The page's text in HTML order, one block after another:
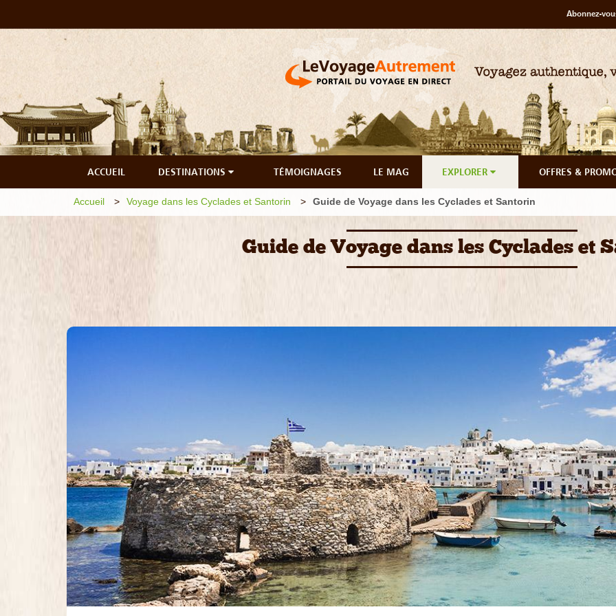
Abonnez-
ACCUEIL DESTINATIONS TÉMOIGNAGES LE MAG EXPLORER OFFRES &
Accueil Voyage dans les Cyclades et Santorin Guide de Voyage dans les Cyclades et Santorin
Guide de Voyage dans les Cyclades et